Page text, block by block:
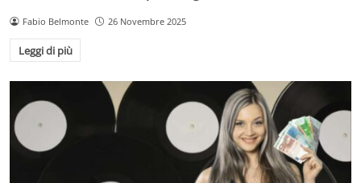
Fabio Belmonte 26 Novembre 2025
Leggi di più